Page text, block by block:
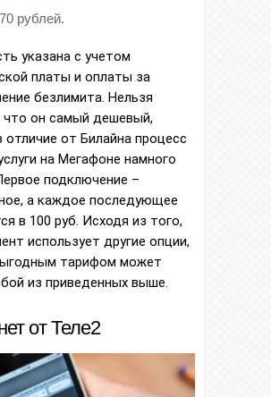
рублей.
указана с учетом
платы и оплаты за
безлимита. Нельзя
что он самый дешевый,
отличие от Билайна процесс
на Мегафоне намного
подключение –
а каждое последующее
в 100 руб. Исходя из того,
использует другие опции,
тарифом может
из приведенных выше.
от Теле2